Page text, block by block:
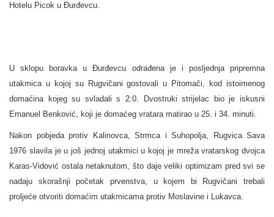
Hotelu Picok u Đurđevcu.
U sklopu boravka u Đurđevcu odrađena je i posljednja pripremna
utakmica u kojoj su Rugvičani gostovali u Pitomači, kod istoimenog
domaćina kojeg su svladali s 2:0. Dvostruki strijelac bio je iskusni
Emanuel Benković, koji je domaćeg vratara matirao u 25. i 34. minuti.
Nakon pobjeda protiv Kalinovca, Strmca i Suhopolja, Rugvica Sava
1976 slavila je u još jednoj utakmici u kojoj je mreža vratarskog dvojca
Karas-Vidović ostala netaknutom, što daje veliki optimizam pred svi se
nadaju skorašnji početak prvenstva, u kojem bi Rugvičani trebali
proljeće otvoriti domaćim utakmicama protiv Moslavine i Lukavca.